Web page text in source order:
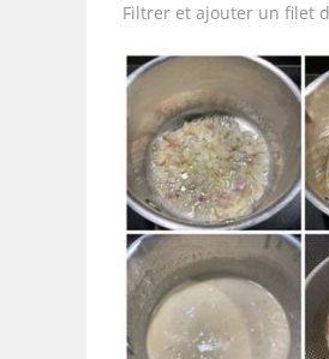
Filtrer et ajouter un filet